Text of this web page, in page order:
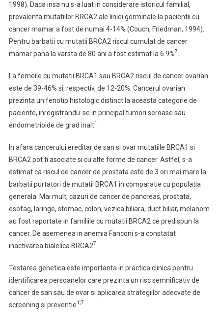
1998). Daca insa nu s-a luat in considerare istoricul familial,
prevalenta mutatiilor BRCA2 ale liniei germinale la pacientii cu
cancer mamar a fost de numai 4-14% (Couch, Friedman, 1994).
Pentru barbatii cu mutatii BRCA2 riscul cumulat de cancer
mamar pana la varsta de 80 ani a fost estimat la 6.9%7
La femeile cu mutatii BRCA1 sau BRCA2 riscul de cancer ovarian
este de 39-46% si, respectiv, de 12-20%. Cancerul ovarian
prezinta un fenotip histologic distinct la aceasta categorie de
paciente, inregistrandu-se in principal tumori seroase sau
endometrioide de grad inalt1
In afara cancerului ereditar de san si ovar mutatiile BRCA1 si
BRCA2 pot fi asociate si cu alte forme de cancer. Astfel, s-a
estimat ca riscul de cancer de prostata este de 3 ori mai mare la
barbatii purtatori de mutatii BRCA1 in comparatie cu populatia
generala. Mai mult, cazuri de cancer de pancreas, prostata,
esofag, laringe, stomac, colon, vezica biliara, duct biliar, melanom
au fost raportate in familiile cu mutatii BRCA2 ce predispun la
cancer. De asemenea in anemia Fanconi s-a constatat
inactivarea bialelica BRCA27
Testarea genetica este importanta in practica clinica pentru
identificarea persoanelor care prezinta un risc semnificativ de
cancer de san sau de ovar si aplicarea strategiilor adecvate de
screening si preventie1;7